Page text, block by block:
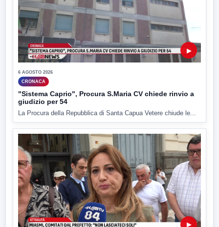
▶
6 AGOSTO 2026
CRONACA
"Sistema Caprio", Procura S.Maria CV chiede rinvio a
giudizio per 54
La Procura della Repubblica di Santa Capua Vetere chiude le...
▶